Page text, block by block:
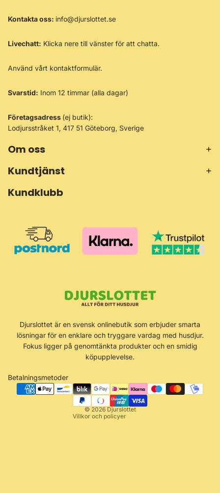
Kontakta oss: info@djurslottet.se
Livechatt: Klicka nere till vänster för att chatta.
Använd vårt kontaktformulär.
Svarstid: Inom 12 timmar (alla dagar)
Företagsadress (ej butik):
Lodjursstråket 1, 417 51 Göteborg, Sverige
Om oss
Kundtjänst
Kundklubb
Djurslottet är en svensk onlinebutik som erbjuder smarta
lösningar för en enklare och tryggare vardag med husdjur.
Fokus ligger på genomtänkta produkter och en smidig
köpupplevelse.
Betalningsmetoder
© 2026 Djurslottet
Villkor och policyer
Integritetspolicy
Användarvillkor
Rättsligt meddelande
Avbeställningspolicy